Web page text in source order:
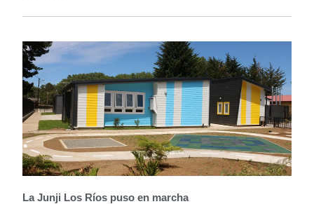
La Junji Los Ríos puso en marcha